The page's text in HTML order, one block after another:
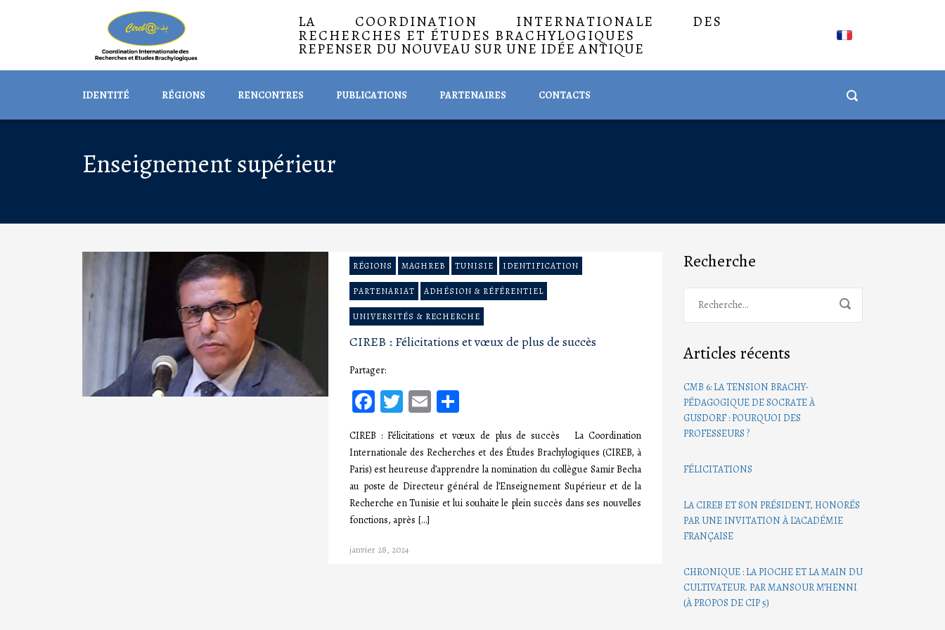
LA COORDINATION INTERNATIONALE DES
RECHERCHES ET ÉTUDES BRACHYLOGIQUES
REPENSER DU NOUVEAU SUR UNE IDÉE ANTIQUE
IDENTITÉ RÉGIONS RENCONTRES PUBLICATIONS PARTENAIRES CONTACTS
Enseignement supérieur
RÉGIONS MAGHREB TUNISIE IDENTIFICATION
PARTENARIAT ADHÉSION & RÉFÉRENTIEL
UNIVERSITÉS & RECHERCHE
CIREB : Félicitations et vœux de plus de succès
Partager:
Facebook
Twitter
Email
CIREB : Félicitations et vœux de plus de succès La Coordination
Internationale des Recherches et des Études Brachylogiques (CIREB, à
Paris) est heureuse d’apprendre la nomination du collègue Samir Becha
au poste de Directeur général de l’Enseignement Supérieur et de la
Recherche en Tunisie et lui souhaite le plein succès dans ses nouvelles
fonctions, après […]
janvier 28, 2024
Recherche
Articles récents
CMB 6: LA TENSION BRACHY-
PÉDAGOGIQUE DE SOCRATE À
GUSDORF : POURQUOI DES
PROFESSEURS ?
FÉLICITATIONS
LA CIREB ET SON PRÉSIDENT, HONORÉS
PAR UNE INVITATION À L’ACADÉMIE
FRANÇAISE
CHRONIQUE : LA PIOCHE ET LA MAIN DU
CULTIVATEUR. PAR MANSOUR M’HENNI
(À PROPOS DE CIP 5)